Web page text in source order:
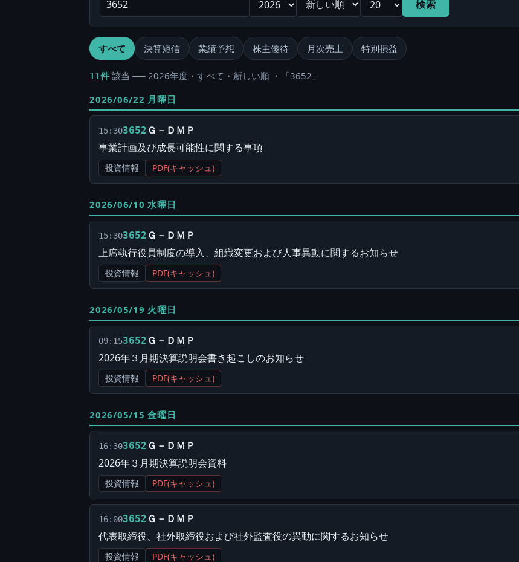
検索
すべて 決算短信 業績予想 株主優待 月次売上 特別損益
11件 該当 ── 2026年度・すべて・新しい順 ・「3652」
2026/06/22 月曜日
15:303652 Ｇ－ＤＭＰ
事業計画及び成長可能性に関する事項
投資情報 PDF(キャッシュ)
2026/06/10 水曜日
15:303652 Ｇ－ＤＭＰ
上席執行役員制度の導入、組織変更および人事異動に関するお知らせ
投資情報 PDF(キャッシュ)
2026/05/19 火曜日
09:153652 Ｇ－ＤＭＰ
2026年３月期決算説明会書き起こしのお知らせ
投資情報 PDF(キャッシュ)
2026/05/15 金曜日
16:303652 Ｇ－ＤＭＰ
2026年３月期決算説明会資料
投資情報 PDF(キャッシュ)
16:003652 Ｇ－ＤＭＰ
代表取締役、社外取締役および社外監査役の異動に関するお知らせ
投資情報 PDF(キャッシュ)